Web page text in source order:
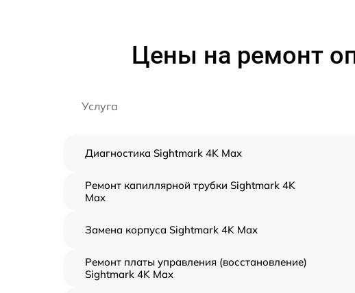
Цены на ремонт
Услуга
Диагностика Sightmark 4K Max
Ремонт капиллярной трубки Sightmark 4K
Max
Замена корпуса Sightmark 4K Max
Ремонт платы управления (восстановление)
Sightmark 4K Max